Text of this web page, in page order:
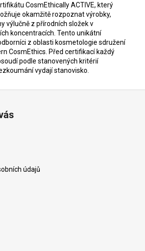
CosmEthically ACTIVE, který
okamžitě rozpoznat výrobky,
výlučně z přírodních složek v
koncentracích. Tento unikátní
z oblasti kosmetologie sdružení
CosmEthics. Před certifikací každý
podle stanovených kritérií
vydají stanovisko.
údajů